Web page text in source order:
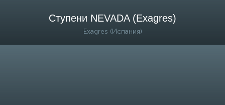
Ступени NEVADA (Exagres)
Exagres (Испания)